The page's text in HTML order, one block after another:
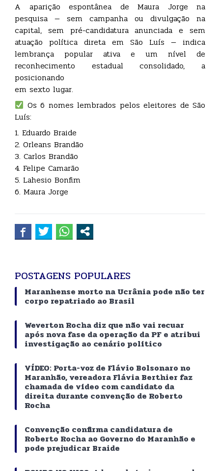
A aparição espontânea de Maura Jorge na
pesquisa — sem campanha ou divulgação na
capital, sem pré-candidatura anunciada e sem
atuação política direta em São Luís — indica
lembrança popular ativa e um nível de
reconhecimento estadual consolidado, a
posicionando
em sexto lugar.
Os 6 nomes lembrados pelos eleitores de São
Luís:
1. Eduardo Braide
2. Orleans Brandão
3. Carlos Brandão
4. Felipe Camarão
5. Lahesio Bonfim
6. Maura Jorge
POSTAGENS POPULARES
Maranhense morto na Ucrânia pode não ter
corpo repatriado ao Brasil
Weverton Rocha diz que não vai recuar
após nova fase da operação da PF e atribui
investigação ao cenário político
VÍDEO: Porta-voz de Flávio Bolsonaro no
Maranhão, vereadora Flávia Berthier faz
chamada de vídeo com candidato da
direita durante convenção de Roberto
Rocha
Convenção confirma candidatura de
Roberto Rocha ao Governo do Maranhão e
pode prejudicar Braide